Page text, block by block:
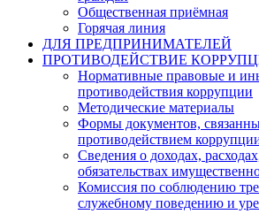
Общественная приёмная
Горячая линия
ДЛЯ ПРЕДПРИНИМАТЕЛЕЙ
ПРОТИВОДЕЙСТВИЕ
Нормативные правовые и
противодействия коррупции
Методические материалы
Формы документов,
противодействием
Сведения о доходах,
обязательствах
Комиссия по соблюдению
служебному поведению и